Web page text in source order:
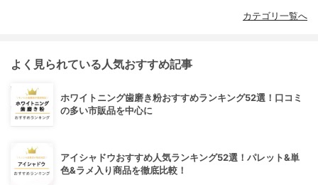
カテゴリ一覧へ
よく見られている人気おすすめ記事
ホワイトニング歯磨き粉おすすめランキング52選！口コミ
の多い市販品を中心に
アイシャドウおすすめ人気ランキング52選！パレット&単
色&ラメ入り商品を徹底比較！